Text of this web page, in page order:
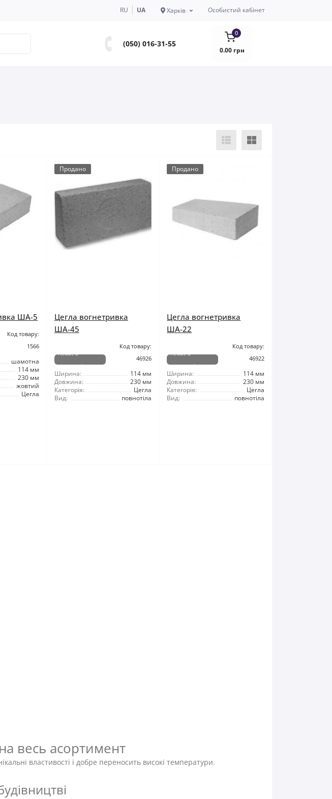
RU UA Харків Особистий кабінет
(050) 016-31-55
0
0.00 грн
ША-5
Код товару:
1566
шамотна
114 мм
230 мм
жовтий
Цегла
Продано
Цегла вогнетривка
ША-45
Немає в
наявності
Код товару:
46926
Ширина:
114 мм
Довжина:
230 мм
Категорія:
Цегла
Вид:
повнотіла
Продано
Цегла вогнетривка
ША-22
Немає в
наявності
Код товару:
46922
Ширина:
114 мм
Довжина:
230 мм
Категорія:
Цегла
Вид:
повнотіла
весь асортимент
властивості і добре переносить високі температури.